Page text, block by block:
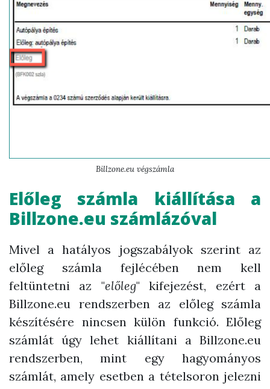
Billzone.eu végszámla
Előleg számla kiállítása a
Billzone.eu számlázóval
Mivel a hatályos jogszabályok szerint az
előleg számla fejlécében nem kell
feltüntetni az "előleg" kifejezést, ezért a
Billzone.eu rendszerben az előleg számla
készítésére nincsen külön funkció. Előleg
számlát úgy lehet kiállítani a Billzone.eu
rendszerben, mint egy hagyományos
számlát, amely esetben a tételsoron jelezni